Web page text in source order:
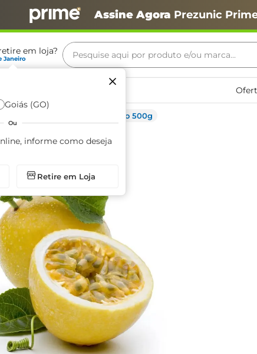
Assine Agora Prezunic
em loja?
Janeiro
Goiás (GO)
Ou
informe como deseja
Retire em Loja
Pesquise aqui por produto e/ou marca...
Maracujá Azedo 500g
Termos mais buscados
café
biscoito
azeite
arroz
iogurte
papel higiênico
cerveja